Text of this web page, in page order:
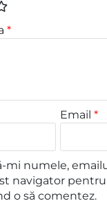
*
Email*
mi numele,
navigator
o să comentez.